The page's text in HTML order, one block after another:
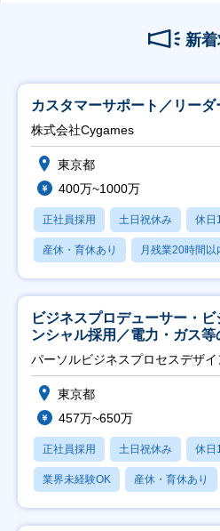
新
カスタマーサポート／リー
株式会社Cygames
東京都
400万~1000万
正社員採用 土日祝休み 休日
産休・育休あり 月残業20時間以
ビジネスプロデューサー・
ンシャル採用／電力・ガス
ト推進】
パーソルビジネスプロセスデザ
東京都
457万~650万
正社員採用 土日祝休み 休日
業界未経験OK 産休・育休あり